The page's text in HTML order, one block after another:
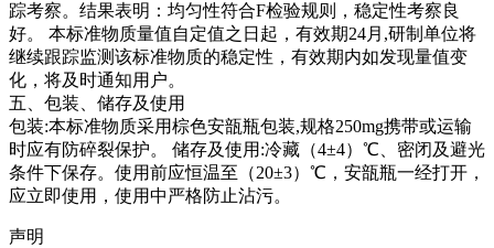
踪考察。结果表明：均匀性符合F检验规则，稳定性考察良
好。 本标准物质量值自定值之日起，有效期24月,研制单位将
继续跟踪监测该标准物质的稳定性，有效期内如发现量值变
化，将及时通知用户。
五、包装、储存及使用
包装:本标准物质采用棕色安瓿瓶包装,规格250mg携带或运输
时应有防碎裂保护。 储存及使用:冷藏（4±4）℃、密闭及避光
条件下保存。使用前应恒温至（20±3）℃，安瓿瓶一经打开，
应立即使用，使用中严格防止沾污。
声明